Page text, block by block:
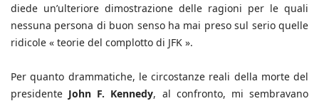
diede un’ulteriore dimostrazione delle ragioni per le quali
nessuna persona di buon senso ha mai preso sul serio quelle
ridicole « teorie del complotto di JFK ».
Per quanto drammatiche, le circostanze reali della morte del
presidente John F. Kennedy, al confronto, mi sembravano